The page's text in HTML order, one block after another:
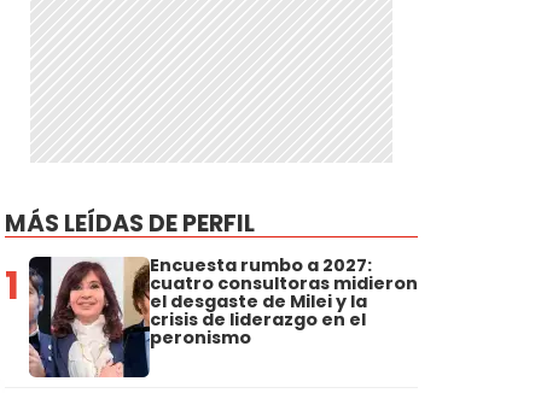
MÁS LEÍDAS DE PERFIL
1 Encuesta rumbo a 2027:
cuatro consultoras midieron
el desgaste de Milei y la
crisis de liderazgo en el
peronismo